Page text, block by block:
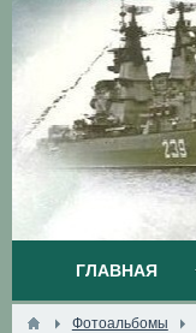
ГЛАВНАЯ
Фотоальбомы